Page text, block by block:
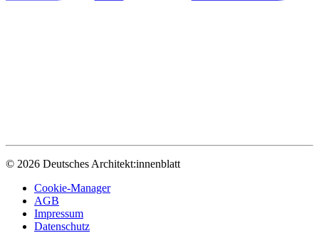
© 2026 Deutsches Architekt:innenblatt
Cookie-Manager
AGB
Impressum
Datenschutz